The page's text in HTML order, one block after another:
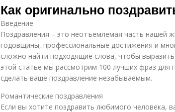
Как оригинально
Введение
Поздравления – это неотъемлемая часть нашей
годовщины, профессиональные достижения и
сложно найти подходящие слова, чтобы
этой статье мы рассмотрим 100 лучших фраз для
сделать ваше поздравление незабываемым.
Романтические поздравления
Если вы хотите поздравить любимого человека,